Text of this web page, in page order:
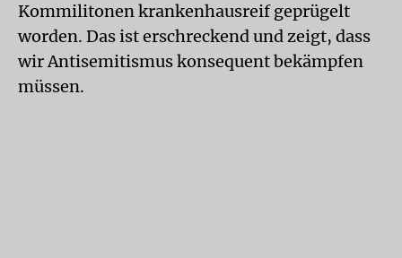
Kommilitonen krankenhausreif geprügelt
worden. Das ist erschreckend und zeigt, dass
wir Antisemitismus konsequent bekämpfen
müssen.